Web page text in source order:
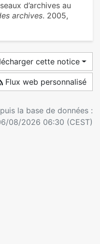
d’archives au
archives. 2005,
cette notice
Flux web personnalisé
la base de données :
08/2026 06:30 (CEST)